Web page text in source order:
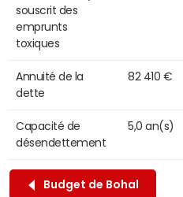
souscrit des
emprunts
toxiques
Annuité de la
dette
82 410 €
Capacité de
désendettement
5,0 an(s)
Budget de Bohal